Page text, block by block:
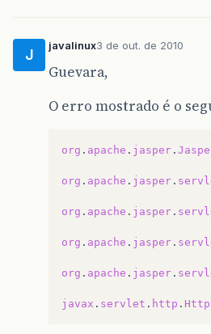
J
javalinux3 de out. de 2010
Guevara,
O erro mostrado é o
org . apache . jasper .
org . apache . jasper .
org . apache . jasper .
org . apache . jasper .
org . apache . jasper .
javax . servlet . http .